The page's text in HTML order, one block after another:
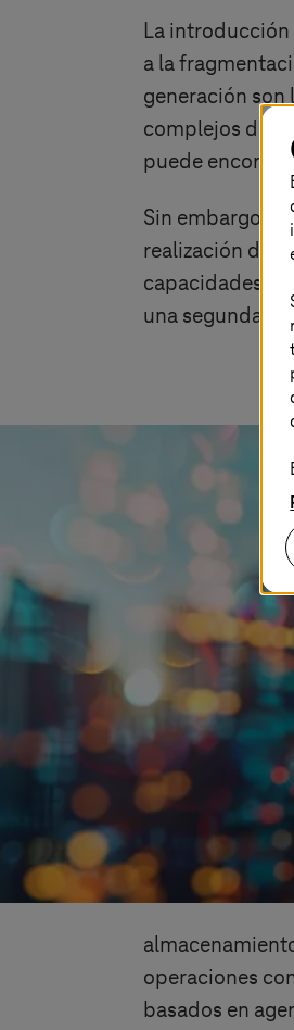
La introducción
a la
generación
complejos de
puede
Sin embargo, a
realización de
capacidades
una segunda
operaciones
basados en